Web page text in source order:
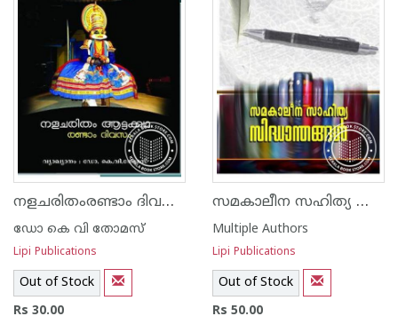
നളചരിതംരണ്ടാം ദിവസം
ഡോ കെ വി തോമസ്
Lipi Publications
Out of Stock
Rs 30.00
സമകാലീന സഹിത്യ സിദ്ധാന്തങ്ങള്‍
Multiple Authors
Lipi Publications
Out of Stock
Rs 50.00